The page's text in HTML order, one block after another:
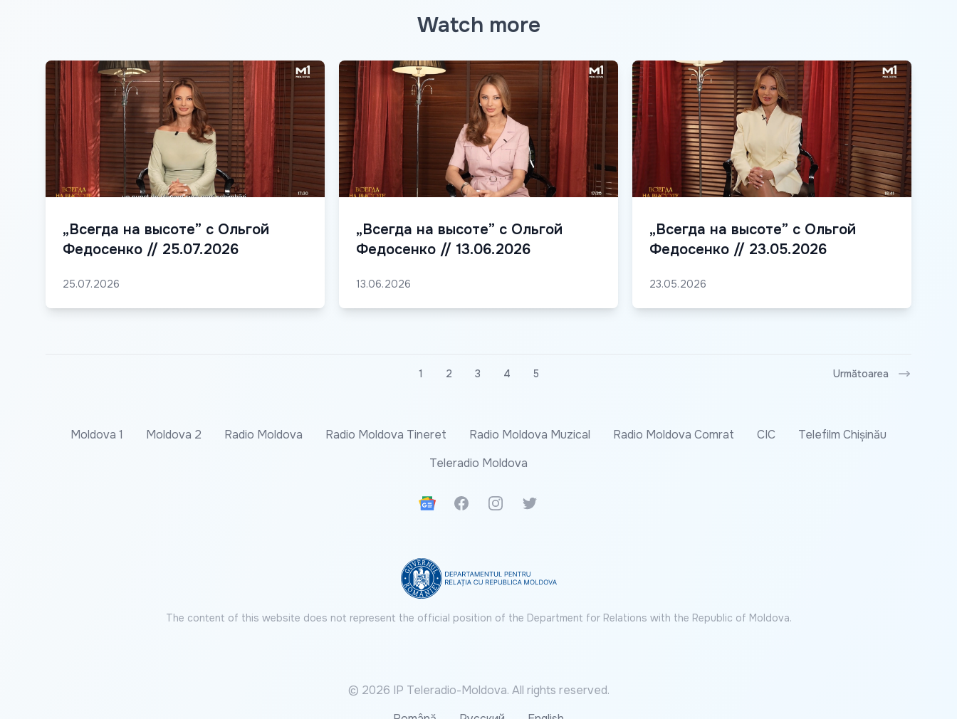
Watch more
„Всегда на высоте” с Ольгой
Федосенко // 25.07.2026
25.07.2026
„Всегда на высоте” с Ольгой
Федосенко // 13.06.2026
13.06.2026
„Всегда на высоте” с Ольгой
Федосенко // 23.05.2026
23.05.2026
1 2 3 4 5 Următoarea
Moldova 1 Moldova 2 Radio Moldova Radio Moldova Tineret Radio Moldova Muzical Radio Moldova Comrat CIC
Telefilm Chișinău
Teleradio Moldova
Google News
FacebookInstagramTwitter
The content of this website does not represent the official position of the Department for Relations with the Republic of Moldova.
© 2026 IP Teleradio-Moldova. All rights reserved.